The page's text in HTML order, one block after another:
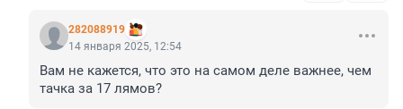
282088919
14 января 2025, 12:54
Вам не кажется, что это на самом деле важнее, чем
тачка за 17 лямов?